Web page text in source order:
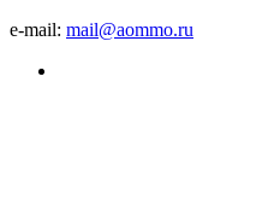
e-mail: mail@aommo.ru